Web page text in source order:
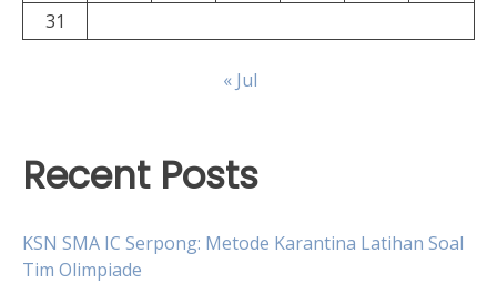
31
« Jul
Recent Posts
KSN SMA IC Serpong: Metode Karantina Latihan Soal
Tim Olimpiade